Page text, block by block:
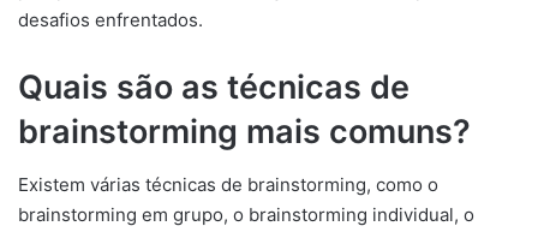
desafios enfrentados.
Quais são as técnicas de
brainstorming mais comuns?
Existem várias técnicas de brainstorming, como o
brainstorming em grupo, o brainstorming individual, o